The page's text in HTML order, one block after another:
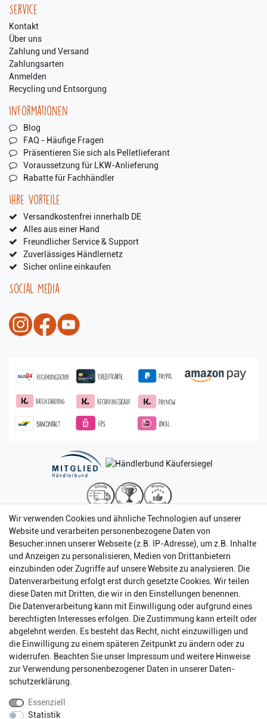
Service
Kontakt
Über uns
Zahlung und Versand
Zahlungsarten
Anmelden
Recycling und Entsorgung
Informationen
Blog
FAQ - Häufige Fragen
Präsentieren Sie sich als Pelletlieferant
Voraussetzung für LKW-Anlieferung
Rabatte für Fachhändler
Ihre Vorteile
Versandkostenfrei innerhalb DE
Alles aus einer Hand
Freundlicher Service & Support
Zuverlässiges Händlernetz
Sicher online einkaufen
Social Media
Impressum Daten­schutz­erklärung AGB
Barrierefreiheitserklärung
Wir verwenden Cookies und ähnliche Technologien auf unserer
Website und verarbeiten personenbezogene Daten von
Besucher:innen unserer Webseite (z.B. IP-Adresse), um z.B. Inhalte
und Anzeigen zu personalisieren, Medien von Drittanbietern
einzubinden oder Zugriffe auf unsere Website zu analysieren. Die
Datenverarbeitung erfolgt erst durch gesetzte Cookies. Wir teilen
diese Daten mit Dritten, die wir in den Einstellungen benennen.
Die Datenverarbeitung kann mit Einwilligung oder aufgrund eines
berechtigten Interesses erfolgen. Die Zustimmung kann erteilt oder
abgelehnt werden. Es besteht das Recht, nicht einzuwilligen und
die Einwilligung zu einem späteren Zeitpunkt zu ändern oder zu
widerrufen. Beachten Sie unser Impressum und weitere Hinweise
zur Verwendung personenbezogener Daten in unserer Daten­
schutz­erklärung
Essenziell
Statistik